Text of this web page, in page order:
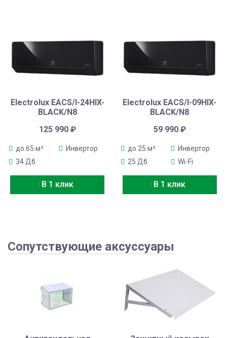
Electrolux EACS/I-24HIX-
BLACK/N8
125 990 ₽
до 65 м²
Инвертор
34 Дб
В 1 клик
Electrolux EACS/I-09HIX-
BLACK/N8
59 990 ₽
до 25 м²
Инвертор
25 Дб
Wi-Fi
В 1 клик
Сопутствующие аксуссуары